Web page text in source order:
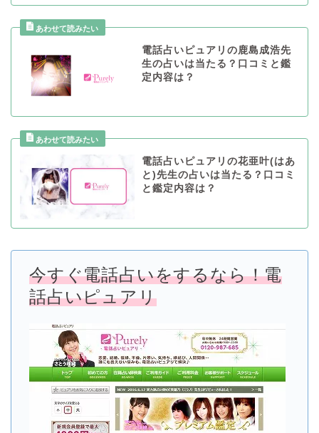
電話占いピュアリの鹿島成浩先
生の占いは当たる？口コミと鑑
定内容は？
電話占いピュアリの花亜叶(はあ
と)先生の占いは当たる？口コミ
と鑑定内容は？
今すぐ電話占いをするなら！電
話占いピュアリ